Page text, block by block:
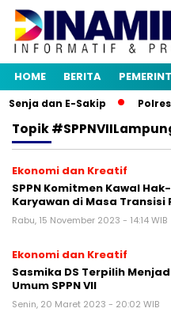
HOME BERITA
dan E-Sakip
Topik
Ekonomi dan Kreatif
SPPN Komitmen Kawal
Karyawan di Masa Transisi
Rabu, 15 November 2023 - 14:14 WIB
Ekonomi dan Kreatif
Sasmika DS Terpilih
Umum SPPN VII
Senin, 20 Maret 2023 - 20:02 WIB